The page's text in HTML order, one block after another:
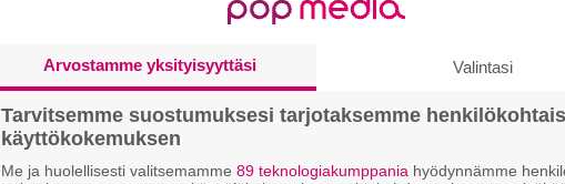
Arvostamme yksityisyyttäsi Valintasi
Tarvitsemme suostumuksesi tarjotaksemme
käyttökokemuksen
Me ja huolellisesti valitsemamme 89 teknologiakumppania hyödynnämme